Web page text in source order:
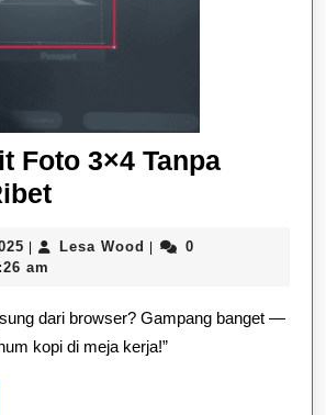
Foto 3×4 Tanpa
7
Edit
3×4
Tanpa
Agustus
4,
Lesa Wood Lesa 0
am
dari browser? Gampang banget —
kopi di meja kerja!”